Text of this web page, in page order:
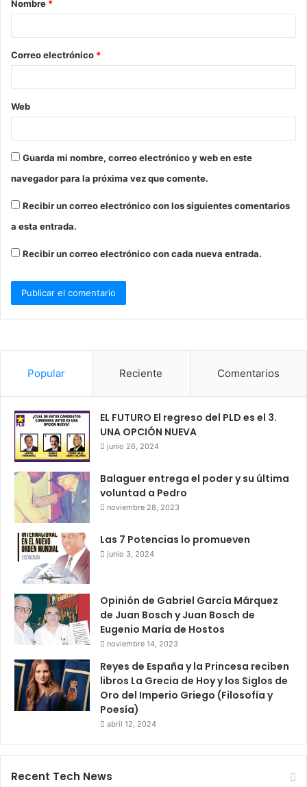
r
*
Nombre *
Correo electrónico *
Web
Guarda mi nombre, correo electrónico y web en este
navegador para la próxima vez que comente.
Recibir un correo electrónico con los siguientes comentarios
a esta entrada.
Recibir un correo electrónico con cada nueva entrada.
Popular Reciente Comentarios
EL FUTURO El regreso del PLD es el 3.
UNA OPCIÓN NUEVA
junio 26, 2024
Balaguer entrega el poder y su última
voluntad a Pedro
noviembre 28, 2023
Las 7 Potencias lo promueven
junio 3, 2024
Opinión de Gabriel García Márquez
de Juan Bosch y Juan Bosch de
Eugenio María de Hostos
noviembre 14, 2023
Reyes de España y la Princesa reciben
libros La Grecia de Hoy y los Siglos de
Oro del Imperio Griego (Filosofía y
Poesía)
abril 12, 2024
Recent Tech News